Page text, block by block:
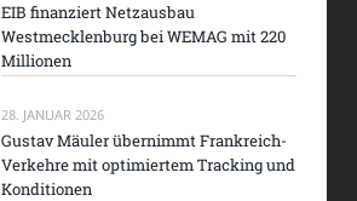
EIB finanziert Netzausbau
Westmecklenburg bei WEMAG mit 220
Millionen
28. JANUAR 2026
Gustav Mäuler übernimmt Frankreich-
Verkehre mit optimiertem Tracking und
Konditionen